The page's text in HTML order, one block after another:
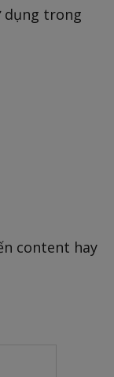
dụng trong
content hay